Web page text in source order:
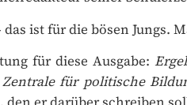
ist für die bösen Jungs.
für diese Ausgabe:
für politische Bildung.
er darüber schreiben